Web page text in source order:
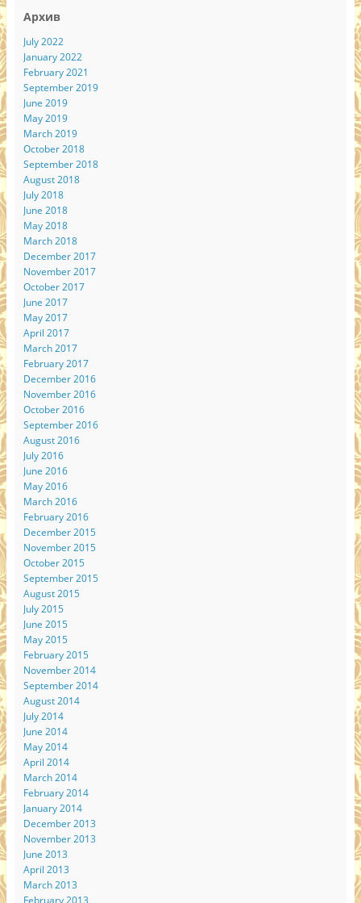
Архив
July 2022
January 2022
February 2021
September 2019
June 2019
May 2019
March 2019
October 2018
September 2018
August 2018
July 2018
June 2018
May 2018
March 2018
December 2017
November 2017
October 2017
June 2017
May 2017
April 2017
March 2017
February 2017
December 2016
November 2016
October 2016
September 2016
August 2016
July 2016
June 2016
May 2016
March 2016
February 2016
December 2015
November 2015
October 2015
September 2015
August 2015
July 2015
June 2015
May 2015
February 2015
November 2014
September 2014
August 2014
July 2014
June 2014
May 2014
April 2014
March 2014
February 2014
January 2014
December 2013
November 2013
June 2013
April 2013
March 2013
February 2013